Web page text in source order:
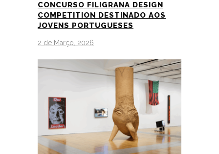
CONCURSO FILIGRANA DESIGN
COMPETITION DESTINADO AOS
JOVENS PORTUGUESES
2 de Março, 2026